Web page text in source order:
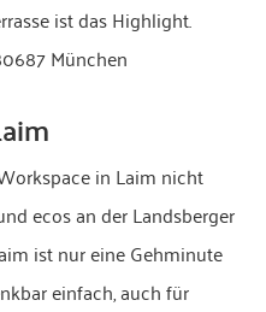
ist das Highlight.
München
in Laim nicht
ecos an der Landsberger
ist nur eine Gehminute
einfach, auch für